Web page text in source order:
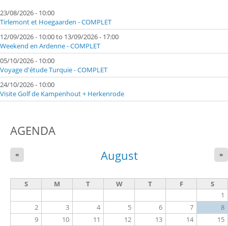
23/08/2026 - 10:00
Tirlemont et Hoegaarden - COMPLET
12/09/2026 - 10:00to 13/09/2026 - 17:00
Weekend en Ardenne - COMPLET
05/10/2026 - 10:00
Voyage d'étude Turquie - COMPLET
24/10/2026 - 10:00
Visite Golf de Kampenhout + Herkenrode
AGENDA
August
« »
S M T W T F
S
1
2
3 4 5 6 7
8
9
10 11 12 13 14
15